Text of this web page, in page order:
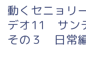
動くセニョリ
デオ11 サン
その３ 日常